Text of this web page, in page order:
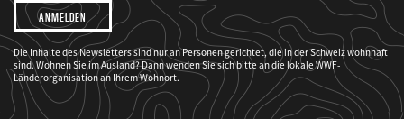
Ich
möchte,
dass
der
WWF
mich
über
seine
Projekte
informiert.
Die Inhalte des Newsletters sind nur an Personen gerichtet, die in der Schweiz wohnhaft
sind. Wohnen Sie im Ausland? Dann wenden Sie sich bitte an die lokale WWF-
Länderorganisation an Ihrem Wohnort.